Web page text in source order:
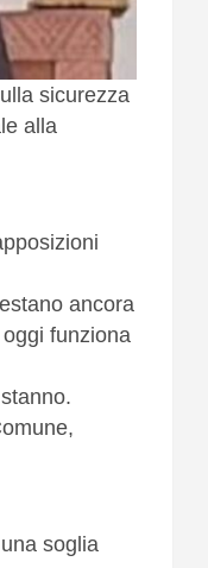
sicurezza
alla
ancora
funziona
soglia